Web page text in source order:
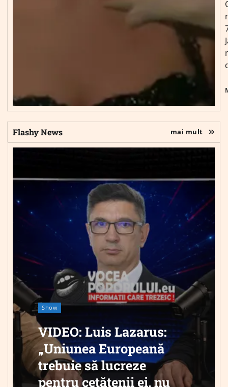
Flashy News mai mult
Show
VIDEO: Luis Lazarus:
„Uniunea Europeană
trebuie să lucreze
pentru cetățenii ei, nu